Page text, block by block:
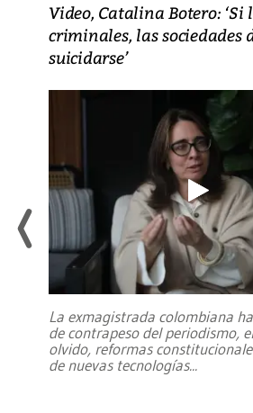
Video, Catalina Botero: ‘Si
criminales, las sociedades
suicidarse’
La exmagistrada colombiana
de contrapeso del periodismo,
olvido, reformas
de nuevas tecnologías...